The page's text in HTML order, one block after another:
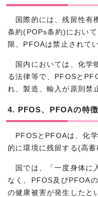
国際的には、残留性有
条約(POPs条約)におい
限、PFOAは禁止されて
国内においては、化学
る法律等で、PFOSと
れ、製造、輸入が原則禁
4. PFOS、PFOAの特
PFOSとPFOAは、化
的に環境に残留する(高
国では、「一度身体に
なく、PFOS及びPFOA
の健康被害が発生したと